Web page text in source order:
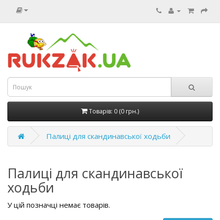
Товарів: 0 (0 грн.)
Палиці для скандинавської ходьби
Палиці для скандинавської
ходьби
У цій позначці немає товарів.